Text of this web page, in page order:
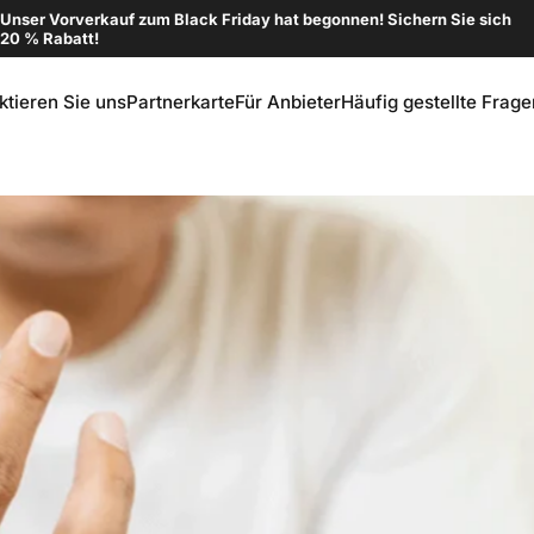
Unser Vorverkauf zum Black Friday hat begonnen! Sichern Sie sich
20 % Rabatt!
Pause Diashow
Sie unsPartnerkarteFür AnbieterHäufig gestellte